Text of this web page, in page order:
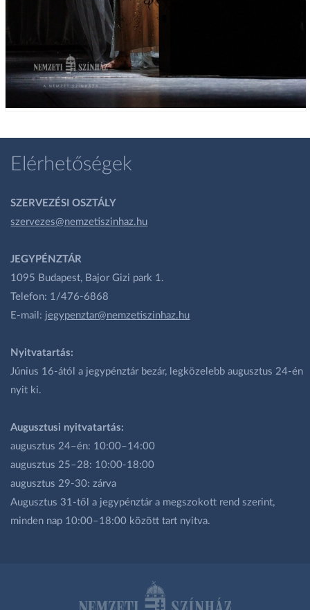
Elérhetőségek
SZERVEZÉSI OSZTÁLY
szervezes@nemzetiszinhaz.hu
JEGYPÉNZTÁR
1095 Budapest, Bajor Gizi park 1.
Telefon: 1/476-6868
E-mail: jegypenztar@nemzetiszinhaz.hu
Nyitvatartás:
Június 16-ától a jegypénztár bezár, legközelebb augusztus 24-én
nyit ki.
Augusztusi nyitvatartás:
augusztus 24–én: 10:00–14:00
augusztus 25–28: 10:00-18:00
augusztus 29-30: zárva
Augusztus 31-től a jegypénztár a megszokott rend szerint,
minden nap 10:00–18:00 között tart nyitva.